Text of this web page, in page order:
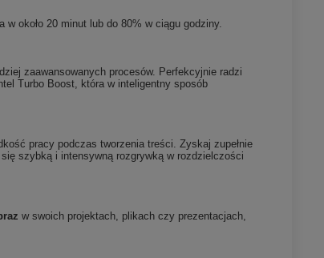
w około 20 minut lub do 80% w ciągu godziny.
zaawansowanych procesów. Perfekcyjnie radzi
Turbo Boost, która w inteligentny sposób
pracy podczas tworzenia treści. Zyskaj zupełnie
szybką i intensywną rozgrywką w rozdzielczości
w swoich projektach, plikach czy prezentacjach,